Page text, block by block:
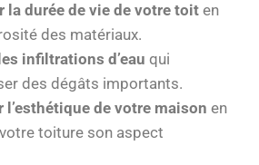
la durée de vie de votre toit en
des matériaux.
infiltrations d’eau qui
des dégâts importants.
l’esthétique de votre maison en
toiture son aspect